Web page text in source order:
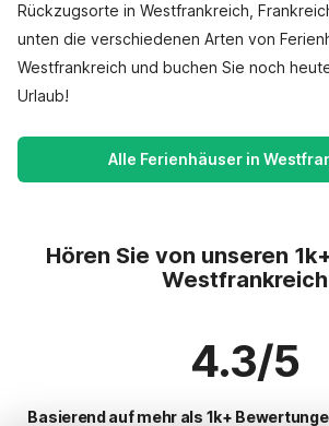
Rückzugsorte in Westfrankreich,
unten die verschiedenen Arten von
Westfrankreich und buchen Sie noch
Urlaub!
Alle Ferienhäuser in
Hören Sie von unseren
Westfrankreich
4.3/5
Basierend auf mehr als 1k+